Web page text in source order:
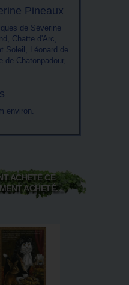
Pineaux
de Séverine
Chatte d'Arc,
Soleil, Léonard de
de Chatonpadour,
environ.
ACHETÉ CE
ACHETÉ...